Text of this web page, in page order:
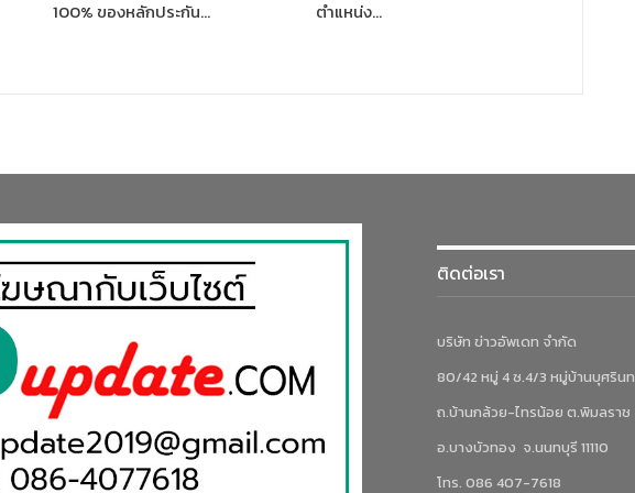
100% ของหลักประกัน…
ตำแหน่ง…
ติดต่อเรา
บริษัท ข่าวอัพเดท จำกัด
80/42 หมู่ 4 ซ.4/3 หมู่บ้านบุศริน
ถ.บ้านกล้วย-ไทรน้อย ต.พิมลราช
อ.บางบัวทอง จ.นนทบุรี 11110
โทร. 086 407-7618